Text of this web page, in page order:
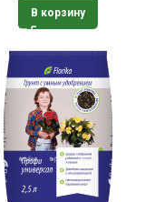
В корзину